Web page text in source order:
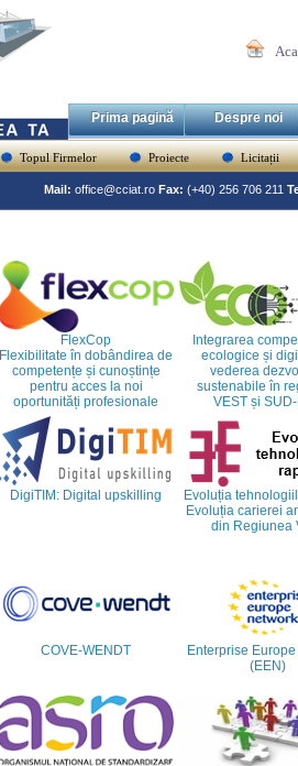
Prima pagină Despre noi
Topul Firmelor Proiecte Licitații
Mail: office@cciat.ro Fax: (+40) 256 706 211
FlexCop
Flexibilitate în dobândirea de
competențe și cunoștințe
pentru acces la noi
oportunități profesionale
Integrarea
ecologice și
vederea
sustenabile în
VEST și
DigiTIM: Digital upskilling
Evoluția
Evoluția carierei
din Regiunea
COVE-WENDT
Enterprise
(EEN)